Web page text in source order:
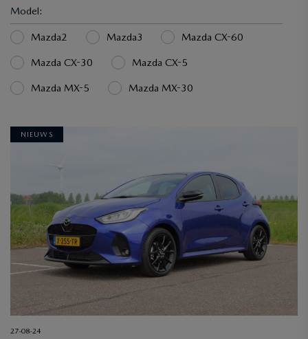
Model:
Mazda2 Mazda3 Mazda CX-60
Mazda CX-30 Mazda CX-5
Mazda MX-5 Mazda MX-30
NIEUWS
27-08-24